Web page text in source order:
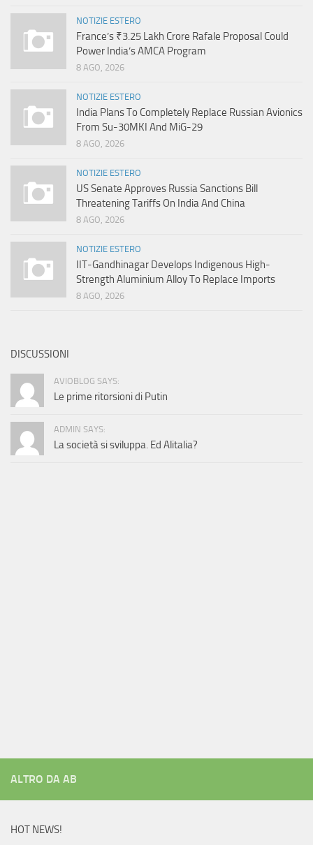
NOTIZIE ESTERO
France’s ₹3.25 Lakh Crore Rafale Proposal Could
Power India’s AMCA Program
8 AGO, 2026
NOTIZIE ESTERO
India Plans To Completely Replace Russian Avionics
From Su-30MKI And MiG-29
8 AGO, 2026
NOTIZIE ESTERO
US Senate Approves Russia Sanctions Bill
Threatening Tariffs On India And China
8 AGO, 2026
NOTIZIE ESTERO
IIT-Gandhinagar Develops Indigenous High-
Strength Aluminium Alloy To Replace Imports
8 AGO, 2026
DISCUSSIONI
AVIOBLOG SAYS:
Le prime ritorsioni di Putin
ADMIN SAYS:
La società si sviluppa. Ed Alitalia?
ALTRO DA AB
HOT NEWS!